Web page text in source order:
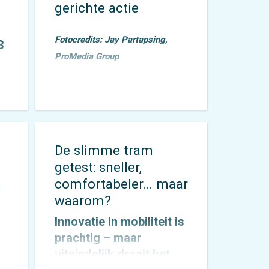
gerichte actie
Fotocredits: Jay Partapsing,
ProMedia Group
dat door Mobycon
2015 toetsten we het
Nachtnet Fiets in
Zoetermeeren
verbreedden we onze
kennis rondom sociale
veiligheid.
De slimme tram
getest: sneller,
comfortabeler… maar
waarom?
Innovatie in mobiliteit is
prachtig – maar
uiteindelijk draait het